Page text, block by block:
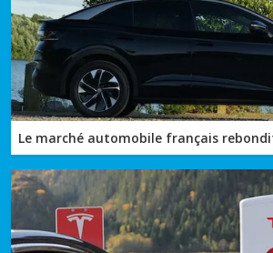
Le marché automobile français